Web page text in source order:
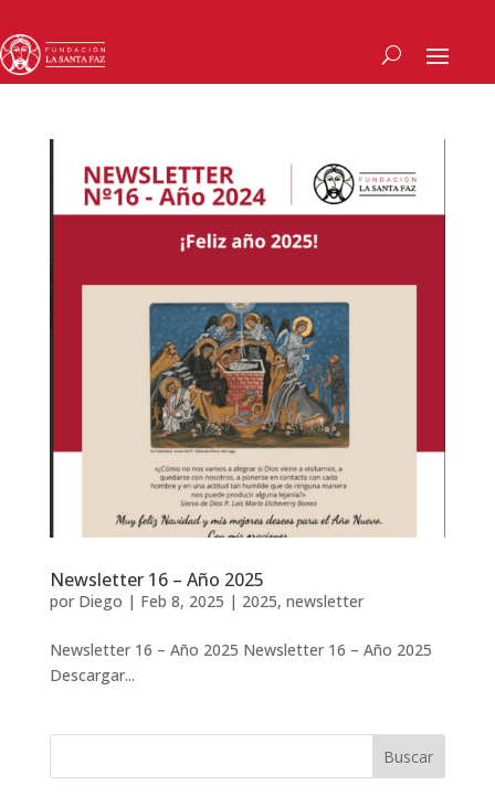
Newsletter 16 – Año 2025
por Diego | Feb 8, 2025 | 2025, newsletter
Newsletter 16 – Año 2025 Newsletter 16 – Año 2025
Descargar...
Buscar